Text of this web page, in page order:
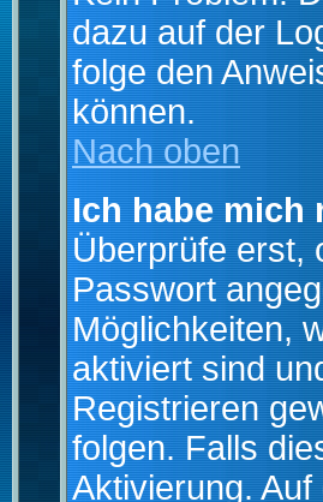
dazu auf der
folge den
können.
Nach oben
Ich habe mich
Überprüfe erst,
Passwort
Möglichkeiten,
aktiviert sind
Registrieren
folgen. Falls
Aktivierung.